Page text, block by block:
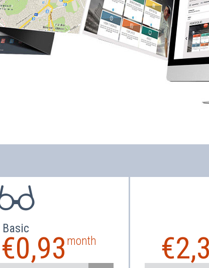
Basic
€0,93month €